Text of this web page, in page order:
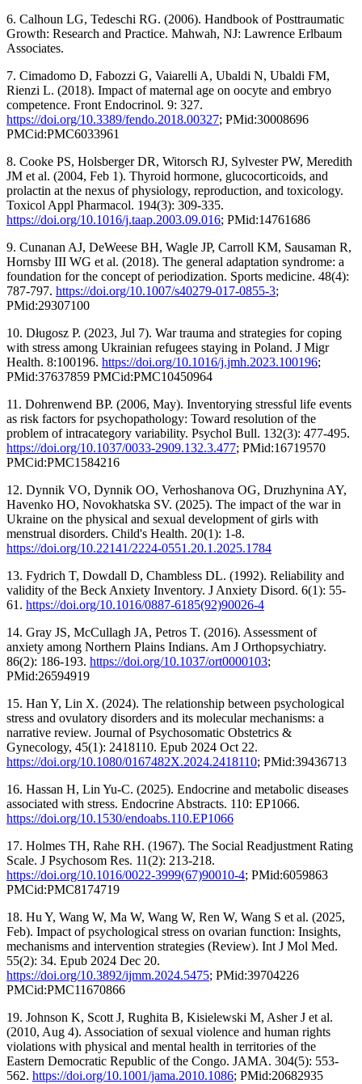
6. Calhoun LG, Tedeschi RG. (2006). Handbook of Posttraumatic
Growth: Research and Practice. Mahwah, NJ: Lawrence Erlbaum
Associates.
7. Cimadomo D, Fabozzi G, Vaiarelli A, Ubaldi N, Ubaldi FM,
Rienzi L. (2018). Impact of maternal age on oocyte and embryo
competence. Front Endocrinol. 9: 327.
https://doi.org/10.3389/fendo.2018.00327; PMid:30008696
PMCid:PMC6033961
8. Cooke PS, Holsberger DR, Witorsch RJ, Sylvester PW, Meredith
JM et al. (2004, Feb 1). Thyroid hormone, glucocorticoids, and
prolactin at the nexus of physiology, reproduction, and toxicology.
Toxicol Appl Pharmacol. 194(3): 309-335.
https://doi.org/10.1016/j.taap.2003.09.016; PMid:14761686
9. Cunanan AJ, DeWeese BH, Wagle JP, Carroll KM, Sausaman R,
Hornsby III WG et al. (2018). The general adaptation syndrome: a
foundation for the concept of periodization. Sports medicine. 48(4):
787-797. https://doi.org/10.1007/s40279-017-0855-3;
PMid:29307100
10. Długosz P. (2023, Jul 7). War trauma and strategies for coping
with stress among Ukrainian refugees staying in Poland. J Migr
Health. 8:100196. https://doi.org/10.1016/j.jmh.2023.100196;
PMid:37637859 PMCid:PMC10450964
11. Dohrenwend BP. (2006, May). Inventorying stressful life events
as risk factors for psychopathology: Toward resolution of the
problem of intracategory variability. Psychol Bull. 132(3): 477-495.
https://doi.org/10.1037/0033-2909.132.3.477; PMid:16719570
PMCid:PMC1584216
12. Dynnik VO, Dynnik OO, Verhoshanova OG, Druzhynina AY,
Havenko HO, Novokhatska SV. (2025). The impact of the war in
Ukraine on the physical and sexual development of girls with
menstrual disorders. Child's Health. 20(1): 1-8.
https://doi.org/10.22141/2224-0551.20.1.2025.1784
13. Fydrich T, Dowdall D, Chambless DL. (1992). Reliability and
validity of the Beck Anxiety Inventory. J Anxiety Disord. 6(1): 55-
61. https://doi.org/10.1016/0887-6185(92)90026-4
14. Gray JS, McCullagh JA, Petros T. (2016). Assessment of
anxiety among Northern Plains Indians. Am J Orthopsychiatry.
86(2): 186-193. https://doi.org/10.1037/ort0000103;
PMid:26594919
15. Han Y, Lin X. (2024). The relationship between psychological
stress and ovulatory disorders and its molecular mechanisms: a
narrative review. Journal of Psychosomatic Obstetrics &
Gynecology, 45(1): 2418110. Epub 2024 Oct 22.
https://doi.org/10.1080/0167482X.2024.2418110; PMid:39436713
16. Hassan H, Lin Yu-C. (2025). Endocrine and metabolic diseases
associated with stress. Endocrine Abstracts. 110: EP1066.
https://doi.org/10.1530/endoabs.110.EP1066
17. Holmes TH, Rahe RH. (1967). The Social Readjustment Rating
Scale. J Psychosom Res. 11(2): 213-218.
https://doi.org/10.1016/0022-3999(67)90010-4; PMid:6059863
PMCid:PMC8174719
18. Hu Y, Wang W, Ma W, Wang W, Ren W, Wang S et al. (2025,
Feb). Impact of psychological stress on ovarian function: Insights,
mechanisms and intervention strategies (Review). Int J Mol Med.
55(2): 34. Epub 2024 Dec 20.
https://doi.org/10.3892/ijmm.2024.5475; PMid:39704226
PMCid:PMC11670866
19. Johnson K, Scott J, Rughita B, Kisielewski M, Asher J et al.
(2010, Aug 4). Association of sexual violence and human rights
violations with physical and mental health in territories of the
Eastern Democratic Republic of the Congo. JAMA. 304(5): 553-
562. https://doi.org/10.1001/jama.2010.1086; PMid:20682935